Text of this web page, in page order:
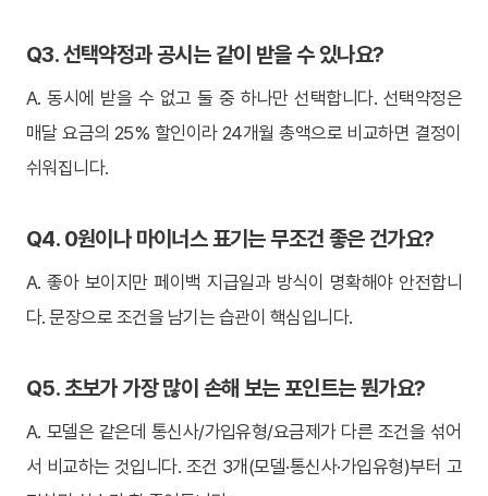
Q3. 선택약정과 공시는 같이 받을 수 있나요?
A. 동시에 받을 수 없고 둘 중 하나만 선택합니다. 선택약정은
매달 요금의 25% 할인이라 24개월 총액으로 비교하면 결정이
쉬워집니다.
Q4. 0원이나 마이너스 표기는 무조건 좋은 건가요?
A. 좋아 보이지만 페이백 지급일과 방식이 명확해야 안전합니
다. 문장으로 조건을 남기는 습관이 핵심입니다.
Q5. 초보가 가장 많이 손해 보는 포인트는 뭔가요?
A. 모델은 같은데 통신사/가입유형/요금제가 다른 조건을 섞어
서 비교하는 것입니다. 조건 3개(모델·통신사·가입유형)부터 고